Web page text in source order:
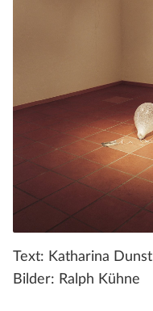
Text: Katharina Dunst
Bilder: Ralph Kühne